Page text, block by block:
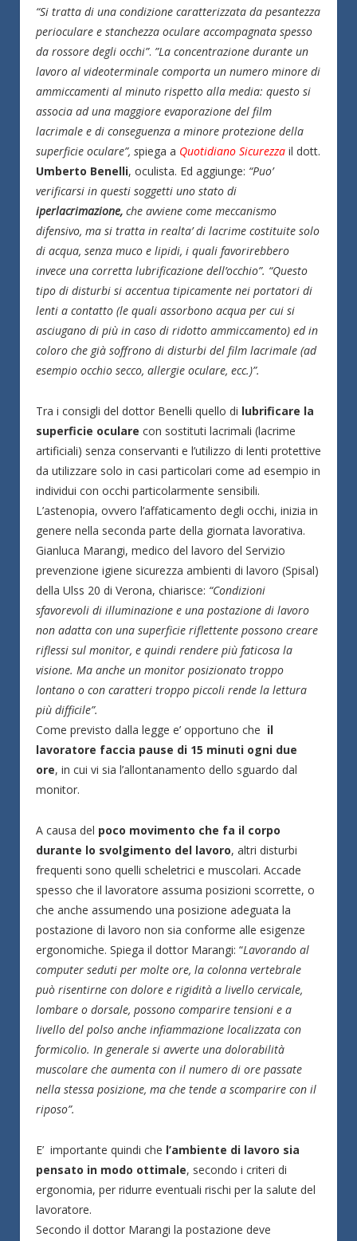
“Si tratta di una condizione caratterizzata da pesantezza
perioculare e stanchezza oculare accompagnata spesso
da rossore degli occhi”. ”La concentrazione durante un
lavoro al videoterminale comporta un numero minore di
ammiccamenti al minuto rispetto alla media: questo si
associa ad una maggiore evaporazione del film
lacrimale e di conseguenza a minore protezione della
superficie oculare”, spiega a Quotidiano Sicurezza il dott.
Umberto Benelli, oculista. Ed aggiunge: “Puo’
verificarsi in questi soggetti uno stato di
iperlacrimazione, che avviene come meccanismo
difensivo, ma si tratta in realta’ di lacrime costituite solo
di acqua, senza muco e lipidi, i quali favorirebbero
invece una corretta lubrificazione dell’occhio”. “Questo
tipo di disturbi si accentua tipicamente nei portatori di
lenti a contatto (le quali assorbono acqua per cui si
asciugano di più in caso di ridotto ammiccamento) ed in
coloro che già soffrono di disturbi del film lacrimale (ad
esempio occhio secco, allergie oculare, ecc.)”.
Tra i consigli del dottor Benelli quello di lubrificare la
superficie oculare con sostituti lacrimali (lacrime
artificiali) senza conservanti e l’utilizzo di lenti protettive
da utilizzare solo in casi particolari come ad esempio in
individui con occhi particolarmente sensibili.
L’astenopia, ovvero l’affaticamento degli occhi, inizia in
genere nella seconda parte della giornata lavorativa.
Gianluca Marangi, medico del lavoro del Servizio
prevenzione igiene sicurezza ambienti di lavoro (Spisal)
della Ulss 20 di Verona, chiarisce: “Condizioni
sfavorevoli di illuminazione e una postazione di lavoro
non adatta con una superficie riflettente possono creare
riflessi sul monitor, e quindi rendere più faticosa la
visione. Ma anche un monitor posizionato troppo
lontano o con caratteri troppo piccoli rende la lettura
più difficile”.
Come previsto dalla legge e’ opportuno che il
lavoratore faccia pause di 15 minuti ogni due
ore, in cui vi sia l’allontanamento dello sguardo dal
monitor.
A causa del poco movimento che fa il corpo
durante lo svolgimento del lavoro, altri disturbi
frequenti sono quelli scheletrici e muscolari. Accade
spesso che il lavoratore assuma posizioni scorrette, o
che anche assumendo una posizione adeguata la
postazione di lavoro non sia conforme alle esigenze
ergonomiche. Spiega il dottor Marangi: “Lavorando al
computer seduti per molte ore, la colonna vertebrale
può risentirne con dolore e rigidità a livello cervicale,
lombare o dorsale, possono comparire tensioni e a
livello del polso anche infiammazione localizzata con
formicolio. In generale si avverte una dolorabilità
muscolare che aumenta con il numero di ore passate
nella stessa posizione, ma che tende a scomparire con il
riposo”.
E’ importante quindi che l’ambiente di lavoro sia
pensato in modo ottimale, secondo i criteri di
ergonomia, per ridurre eventuali rischi per la salute del
lavoratore.
Secondo il dottor Marangi la postazione deve